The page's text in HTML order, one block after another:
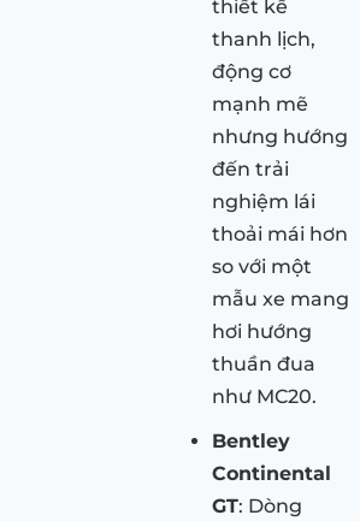
thiết kế
thanh lịch,
động cơ
mạnh mẽ
nhưng hướng
đến trải
nghiệm lái
thoải mái hơn
so với một
mẫu xe mang
hơi hướng
thuần đua
như MC20.
Bentley
Continental
GT: Dòng